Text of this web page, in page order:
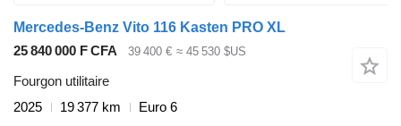
Mercedes-Benz Vito 116 Kasten PRO XL
25 840 000 F CFA
39 400 € ≈ 45 530 $US
Fourgon utilitaire
2025
19 377 km
Euro 6